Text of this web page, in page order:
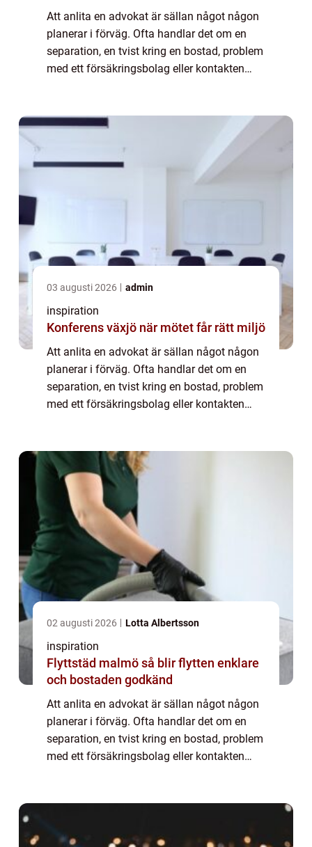
Att anlita en advokat är sällan något någon
planerar i förväg. Ofta handlar det om en
separation, en tvist kring en bostad, problem
med ett försäkringsbolag eller kontakten
03 augusti 2026 admin
inspiration
Konferens växjö när mötet får rätt miljö
Att anlita en advokat är sällan något någon
planerar i förväg. Ofta handlar det om en
separation, en tvist kring en bostad, problem
med ett försäkringsbolag eller kontakten
02 augusti 2026 Lotta Albertsson
inspiration
Flyttstäd malmö så blir flytten enklare
och bostaden godkänd
Att anlita en advokat är sällan något någon
planerar i förväg. Ofta handlar det om en
separation, en tvist kring en bostad, problem
med ett försäkringsbolag eller kontakten